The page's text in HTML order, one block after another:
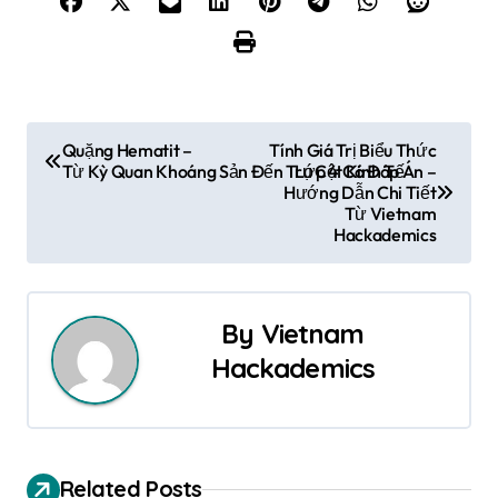
u
ớ
n
Quặng Hematit –
Từ Kỳ Quan Khoáng Sản Đến Trụ Cột Kinh Tế
Tính Giá Trị Biểu Thức
Lớp 4 Có Đáp Án –
Hướng Dẫn Chi Tiết
Từ Vietnam
Hackademics
By Vietnam
Hackademics
Related Posts